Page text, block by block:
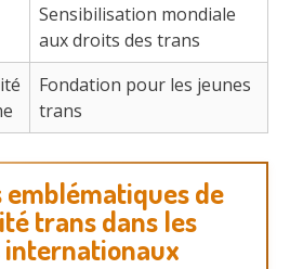
Sensibilisation mondiale
aux droits des trans
Fondation pour les jeunes
trans
emblématiques de
trans dans les
internationaux